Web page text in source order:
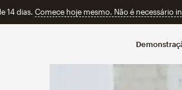
14 dias. Comece hoje mesmo. Não é necessário